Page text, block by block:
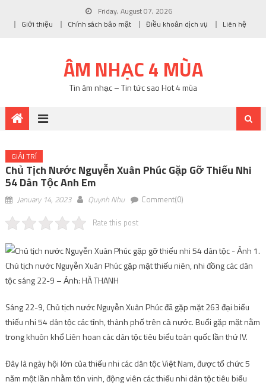
Friday, August 07, 2026
Giới thiệu
Chính sách bảo mật Điều khoản dịch vụ Liên hệ
ÂM NHẠC 4 MÙA
Tin âm nhạc – Tin tức sao Hot 4 mùa
GIẢI TRÍ
Chủ Tịch Nước Nguyễn Xuân Phúc Gặp Gỡ Thiếu Nhi
54 Dân Tộc Anh Em
January 14, 2023 Quynh Nhu Comment(0)
Rate this post
Chủ tịch nước Nguyễn Xuân Phúc gặp mặt thiếu niên, nhi đồng các dân
tộc sáng 22-9 – Ảnh: HÀ THANH
Sáng 22-9, Chủ tịch nước Nguyễn Xuân Phúc đã gặp mặt 263 đại biểu
thiếu nhi 54 dân tộc các tỉnh, thành phố trên cả nước.Buổi gặp mặt nằm
trong khuôn khổ Liên hoan các dân tộc tiêu biểu toàn quốc lần thứ IV.
Đây là ngày hội lớn của thiếu nhi các dân tộc Việt Nam, được tổ chức 5
năm một lần nhằm tôn vinh, động viên các thiếu nhi dân tộc tiêu biểu